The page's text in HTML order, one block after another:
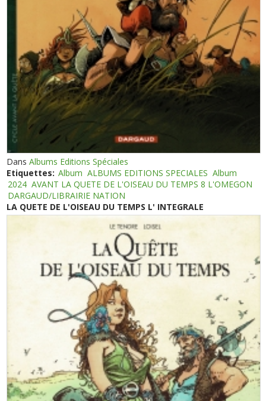
DansAlbums Editions Spéciales
Etiquettes: Album ALBUMS EDITIONS SPECIALES Album
2024 AVANT LA QUETE DE L'OISEAU DU TEMPS 8 L'OMEGON
DARGAUD/LIBRAIRIE NATION
LA QUETE DE L'OISEAU DU TEMPS L' INTEGRALE